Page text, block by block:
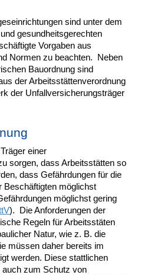
sind unter dem
gesundheitsgerechten
Vorgaben aus
Normen zu beachten. Neben
Bauordnung sind
der Arbeitsstättenverordnung
der Unfallversicherungsträger
einer
sorgen, dass Arbeitsstätten so
dass Gefährdungen für die
Beschäftigten möglichst
möglichst gering
). Die Anforderungen der
Regeln für Arbeitsstäten
Natur, wie z. B. die
müssen daher bereits im
werden. Diese stattlichen
zum Schutz von